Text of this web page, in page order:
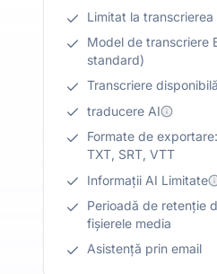
Limitat la
Model de transcriere
standard)
Transcriere
traducere AI
Formate de
TXT, SRT, VTT
Informații AI Limitate
Perioadă de retenție
fișierele media
Asistență prin email